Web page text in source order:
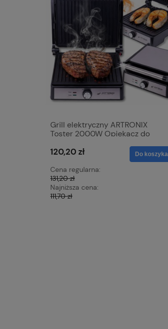
Grill elektryczny ARTRONIX
Toster 2000W Opiekacz do
XXL
120,20 zł
Cena regularna:
131,20 zł
Najniższa cena:
111,70 zł
Do koszyka